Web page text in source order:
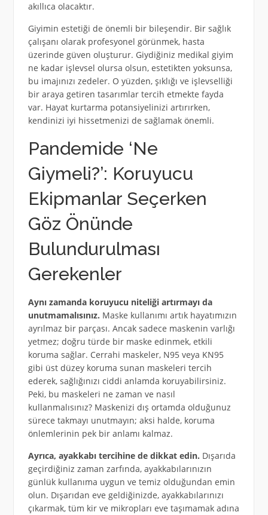
akıllıca olacaktır.
Giyimin estetiği de önemli bir bileşendir. Bir sağlık
çalışanı olarak profesyonel görünmek, hasta
üzerinde güven oluşturur. Giydiğiniz medikal giyim
ne kadar işlevsel olursa olsun, estetikten yoksunsa,
bu imajınızı zedeler. O yüzden, şıklığı ve işlevselliği
bir araya getiren tasarımlar tercih etmekte fayda
var. Hayat kurtarma potansiyelinizi artırırken,
kendinizi iyi hissetmenizi de sağlamak önemli.
Pandemide ‘Ne
Giymeli?’: Koruyucu
Ekipmanlar Seçerken
Göz Önünde
Bulundurulması
Gerekenler
Aynı zamanda koruyucu niteliği artırmayı da
unutmamalısınız. Maske kullanımı artık hayatımızın
ayrılmaz bir parçası. Ancak sadece maskenin varlığı
yetmez; doğru türde bir maske edinmek, etkili
koruma sağlar. Cerrahi maskeler, N95 veya KN95
gibi üst düzey koruma sunan maskeleri tercih
ederek, sağlığınızı ciddi anlamda koruyabilirsiniz.
Peki, bu maskeleri ne zaman ve nasıl
kullanmalısınız? Maskenizi dış ortamda olduğunuz
sürece takmayı unutmayın; aksi halde, koruma
önlemlerinin pek bir anlamı kalmaz.
Ayrıca, ayakkabı tercihine de dikkat edin. Dışarıda
geçirdiğiniz zaman zarfında, ayakkabılarınızın
günlük kullanıma uygun ve temiz olduğundan emin
olun. Dışarıdan eve geldiğinizde, ayakkabılarınızı
çıkarmak, tüm kir ve mikropları eve taşımamak adına